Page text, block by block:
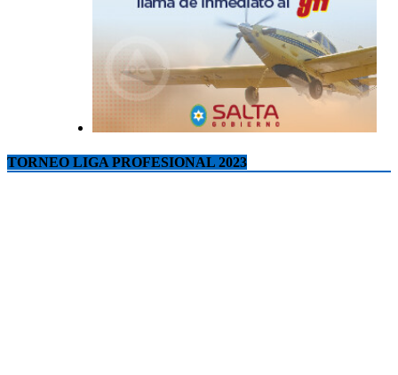
TORNEO LIGA PROFESIONAL 2023